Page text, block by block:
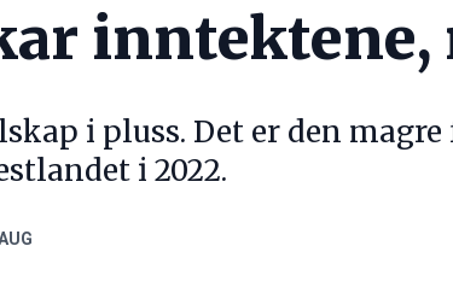
i pluss. Det er den
i 2022.